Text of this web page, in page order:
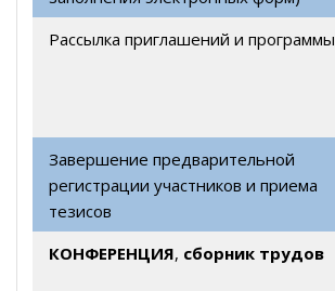
Рассылка приглашений и программы
Завершение предварительной
регистрации участников и приема
тезисов
КОНФЕРЕНЦИЯ, сборник трудов